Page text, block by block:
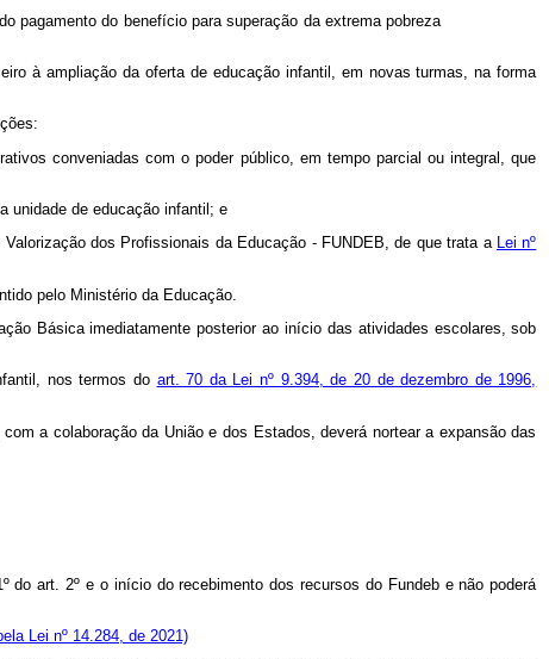
pagamento do benefício para superação da extrema pobreza
à ampliação da oferta de educação infantil, em novas turmas, na forma
conveniadas com o poder público, em tempo parcial ou integral, que
unidade de educação infantil; e
dos Profissionais da Educação - FUNDEB, de que trata a Lei nº
pelo Ministério da Educação.
Básica imediatamente posterior ao início das atividades escolares, sob
nos termos do art. 70 da Lei nº 9.394, de 20 de dezembro de 1996,
a colaboração da União e dos Estados, deverá nortear a expansão das
art. 2º e o início do recebimento dos recursos do Fundeb e não poderá
Lei nº 14.284, de 2021)